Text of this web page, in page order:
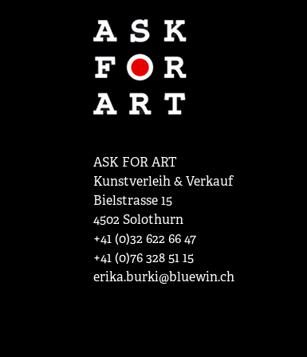
ASK FOR ART
Kunstverleih & Verkauf
Bielstrasse 15
4502 Solothurn
+41 (0)32 622 66 47
+41 (0)76 328 51 15
erika.burki@bluewin.ch